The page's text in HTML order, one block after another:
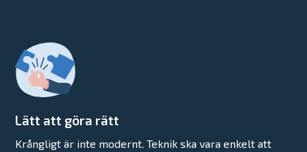
Lätt att göra rätt
Krångligt är inte modernt. Teknik ska vara enkelt att